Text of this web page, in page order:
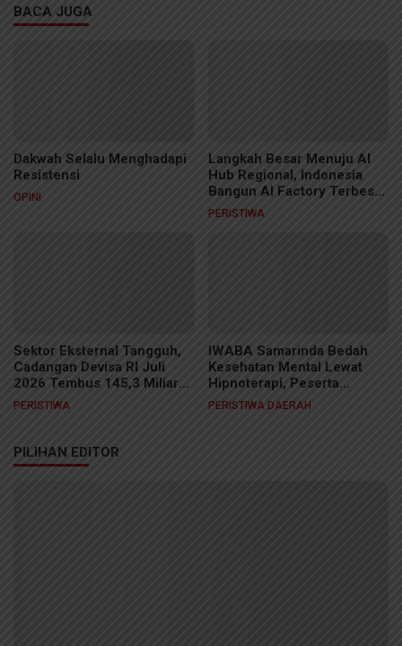
BACA JUGA
Dakwah Selalu Menghadapi
Resistensi
OPINI
Langkah Besar Menuju AI
Hub Regional, Indonesia
Bangun AI Factory Terbesar
di ASEAN
PERISTIWA
Sektor Eksternal Tangguh,
Cadangan Devisa RI Juli
2026 Tembus 145,3 Miliar
Dolar AS
PERISTIWA
IWABA Samarinda Bedah
Kesehatan Mental Lewat
Hipnoterapi, Peserta
Sukses Sembuhkan Fobia
PERISTIWA DAERAH
PILIHAN EDITOR